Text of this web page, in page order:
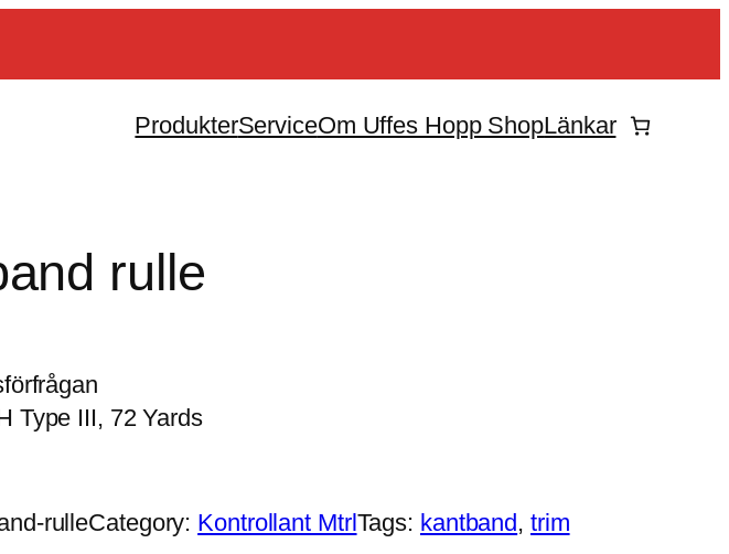
ProdukterServiceOm Uffes Hopp ShopLänkar
rulle
Type III, 72 Yards
rulleCategory: Kontrollant MtrlTags: kantband, trim